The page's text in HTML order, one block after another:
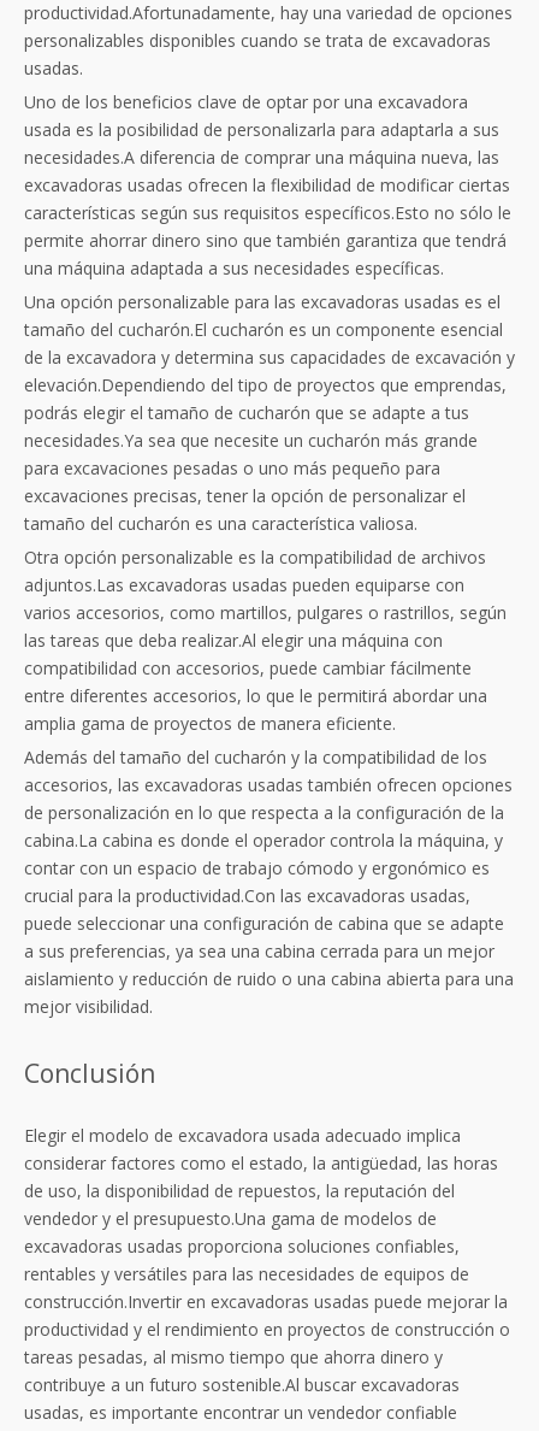
productividad.Afortunadamente, hay una variedad de opciones
personalizables disponibles cuando se trata de excavadoras
usadas.
Uno de los beneficios clave de optar por una excavadora
usada es la posibilidad de personalizarla para adaptarla a sus
necesidades.A diferencia de comprar una máquina nueva, las
excavadoras usadas ofrecen la flexibilidad de modificar ciertas
características según sus requisitos específicos.Esto no sólo le
permite ahorrar dinero sino que también garantiza que tendrá
una máquina adaptada a sus necesidades específicas.
Una opción personalizable para las excavadoras usadas es el
tamaño del cucharón.El cucharón es un componente esencial
de la excavadora y determina sus capacidades de excavación y
elevación.Dependiendo del tipo de proyectos que emprendas,
podrás elegir el tamaño de cucharón que se adapte a tus
necesidades.Ya sea que necesite un cucharón más grande
para excavaciones pesadas o uno más pequeño para
excavaciones precisas, tener la opción de personalizar el
tamaño del cucharón es una característica valiosa.
Otra opción personalizable es la compatibilidad de archivos
adjuntos.Las excavadoras usadas pueden equiparse con
varios accesorios, como martillos, pulgares o rastrillos, según
las tareas que deba realizar.Al elegir una máquina con
compatibilidad con accesorios, puede cambiar fácilmente
entre diferentes accesorios, lo que le permitirá abordar una
amplia gama de proyectos de manera eficiente.
Además del tamaño del cucharón y la compatibilidad de los
accesorios, las excavadoras usadas también ofrecen opciones
de personalización en lo que respecta a la configuración de la
cabina.La cabina es donde el operador controla la máquina, y
contar con un espacio de trabajo cómodo y ergonómico es
crucial para la productividad.Con las excavadoras usadas,
puede seleccionar una configuración de cabina que se adapte
a sus preferencias, ya sea una cabina cerrada para un mejor
aislamiento y reducción de ruido o una cabina abierta para una
mejor visibilidad.
Conclusión
Elegir el modelo de excavadora usada adecuado implica
considerar factores como el estado, la antigüedad, las horas
de uso, la disponibilidad de repuestos, la reputación del
vendedor y el presupuesto.Una gama de modelos de
excavadoras usadas proporciona soluciones confiables,
rentables y versátiles para las necesidades de equipos de
construcción.Invertir en excavadoras usadas puede mejorar la
productividad y el rendimiento en proyectos de construcción o
tareas pesadas, al mismo tiempo que ahorra dinero y
contribuye a un futuro sostenible.Al buscar excavadoras
usadas, es importante encontrar un vendedor confiable